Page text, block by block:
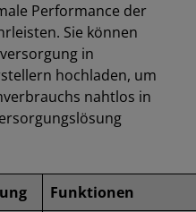
Performance der
Sie können
in
hochladen, um
nahtlos in
Funktionen